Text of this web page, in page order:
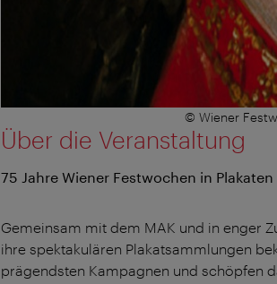
© Wiener
Über die Veranstaltung
75 Jahre Wiener Festwochen in Plakaten
Gemeinsam mit dem MAK und in enger
ihre spektakulären Plakatsammlungen
prägendsten Kampagnen und schöpfen